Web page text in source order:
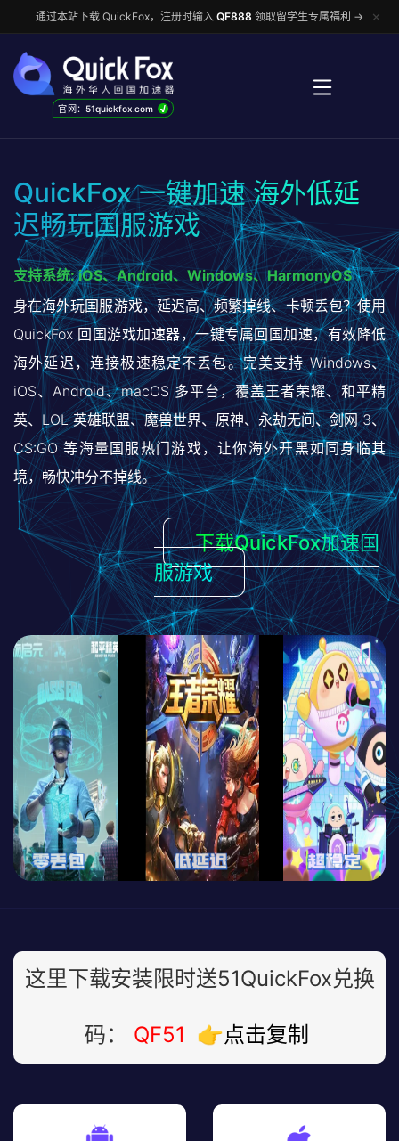
通过本站下载 QuickFox，注册时输入 QF888 领取留学生专属福利 → ✕
官网：51quickfox.com √
QuickFox 一键加速 海外低延
迟畅玩国服游戏
支持系统: iOS、Android、Windows、HarmonyOS
身在海外玩国服游戏，延迟高、频繁掉线、卡顿丢包？使用
QuickFox 回国游戏加速器，一键专属回国加速，有效降低
海外延迟，连接极速稳定不丢包。完美支持 Windows、
iOS、Android、macOS 多平台，覆盖王者荣耀、和平精
英、LOL 英雄联盟、魔兽世界、原神、永劫无间、剑网 3、
CS:GO 等海量国服热门游戏，让你海外开黑如同身临其
境，畅快冲分不掉线。
下载QuickFox加速国
服游戏
这里下载安装限时送51QuickFox兑换
码： QF51 👉点击复制